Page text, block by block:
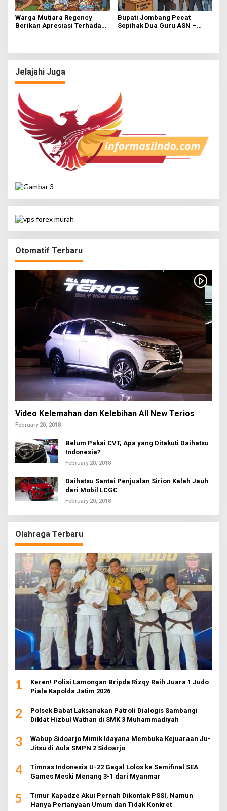
Warga Mutiara Regency
Berikan Apresiasi Terhadap
Bupati Jombang Pecat
Sepihak Dua Guru ASN –
Jelajahi Juga
Otomatif Terbaru
Video Kelemahan dan Kelebihan All New Terios
February 20, 2018
Belum Pakai CVT, Apa yang Ditakuti Daihatsu
Indonesia?
February 20, 2018
Daihatsu Santai Penjualan Sirion Kalah Jauh
dari Mobil LCGC
February 20, 2018
Olahraga Terbaru
1
Keren! Polisi Lamongan Bripda Rizqy Raih Juara 1 Judo
Piala Kapolda Jatim 2026
2
Polsek Babat Laksanakan Patroli Dialogis Sambangi
Diklat Hizbul Wathan di SMK 3 Muhammadiyah
3
Wabup Sidoarjo Mimik Idayana Membuka Kejuaraan Ju-
Jitsu di Aula SMPN 2 Sidoarjo
4
Timnas Indonesia U-22 Gagal Lolos ke Semifinal SEA
Games Meski Menang 3-1 dari Myanmar
5
Timur Kapadze Akui Pernah Dikontak PSSI, Namun
Hanya Pertanyaan Umum dan Tidak Konkret